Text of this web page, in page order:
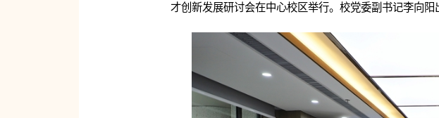
才创新发展研讨会在中心校区举行。校党委副书记李向阳